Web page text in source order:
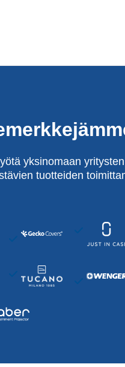
yksinomaan
tuotteiden